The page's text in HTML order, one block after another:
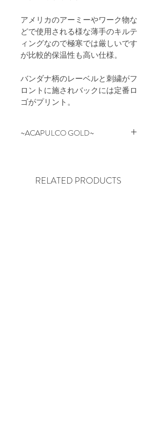
アメリカのアーミーやワーク物な
どで使用される様な薄手のキルテ
ィングなので極寒では厳しいです
が比較的保温性も高い仕様。
バンダナ柄のレーベルと刺繍がフ
ロントに施されバックには定番ロ
ゴがプリント。
~ACAPULCO GOLD~
タッフが2006年にスタートした
NEW YORK SOHO発のブランド
RELATED PRODUCTS